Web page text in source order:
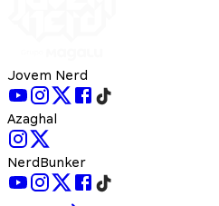
Jovem Nerd
Azaghal
NerdBunker